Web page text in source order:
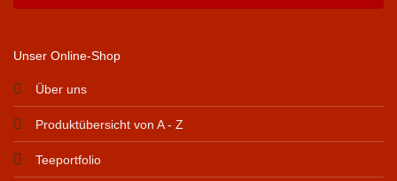
Unser Online-Shop
Über uns
Produktübersicht von A - Z
Teeportfolio